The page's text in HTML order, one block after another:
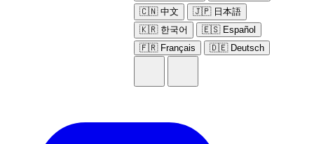
🇨🇳 中文
🇯🇵 日本語
🇰🇷 한국어
🇪🇸 Español
🇫🇷 Français
🇩🇪 Deutsch